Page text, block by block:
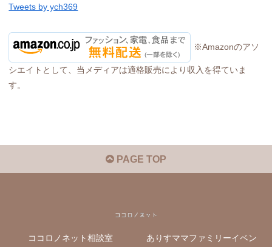
Tweets by ych369
※Amazonのアソ
シエイトとして、当メディアは適格販売により収入を得ていま
す。
PAGE TOP
ココロノネット相談室 ありすママファミリーイベン